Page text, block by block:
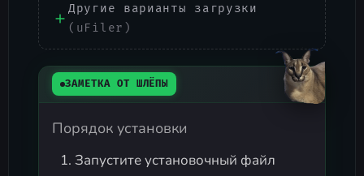
Другие варианты загрузки
(uFiler)
ЗАМЕТКА ОТ ШЛЁПЫ
Порядок установки
Запустите установочный файл